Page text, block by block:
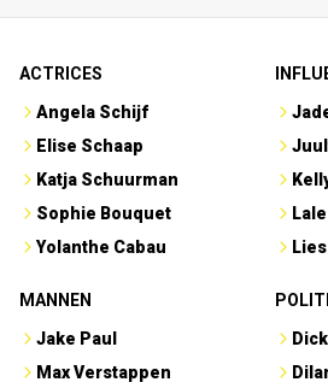
ACTRICES
Angela Schijf
Elise Schaap
Katja Schuurman
Sophie Bouquet
Yolanthe Cabau
Lale
MANNEN
Jake Paul
Max Verstappen